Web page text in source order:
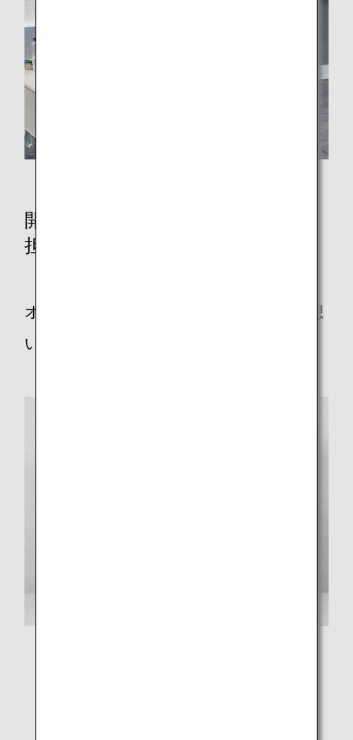
開催に携わった他企業・他団体の
担当者の想い
オンラインジョブツアーの企画に込めた想
いを聞かせてください。